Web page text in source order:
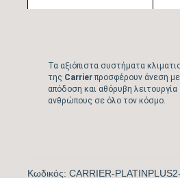
Τα αξιόπιστα συστήματα
της Carrier προσφέρουν άνεση
απόδοση και αθόρυβη
ανθρώπους σε όλο τον κόσμο.
Κωδικός: CARRIER-
Πιστοποίηση
EUROVENT
ΝΑΙ
Θέρμανση